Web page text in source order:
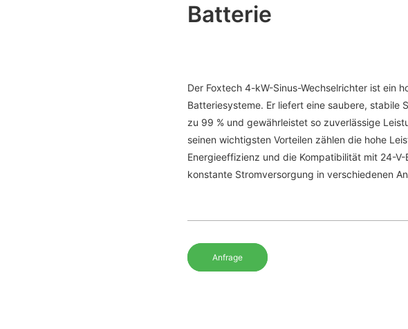
Batterie
Der Foxtech 4-kW-Sinus-Wechselrichter ist ein
Batteriesysteme. Er liefert eine saubere, stabile
zu 99 % und gewährleistet so zuverlässige
seinen wichtigsten Vorteilen zählen die hohe
Energieeffizienz und die Kompatibilität mit 24-
konstante Stromversorgung in verschiedenen
Anfrage